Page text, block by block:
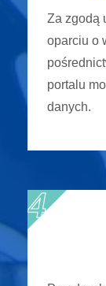
Za zgodą
oparciu o
portalu
danych.